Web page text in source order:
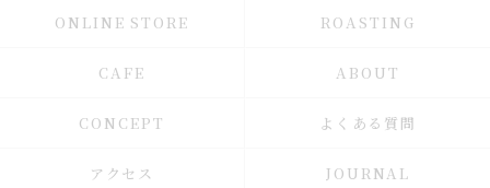
ONLINE STORE ROASTING
CAFE ABOUT
CONCEPT よくある質問
アクセス JOURNAL